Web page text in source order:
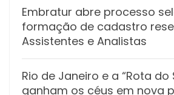
Embratur abre processo
formação de cadastro
Assistentes e Analistas
Rio de Janeiro e a “Rota do
ganham os céus em nova